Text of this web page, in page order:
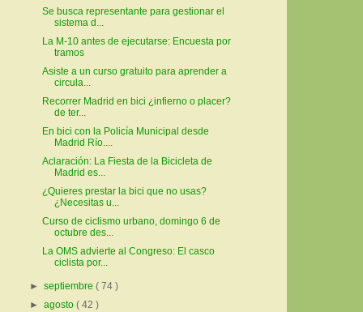
Se busca representante para gestionar el
sistema d...
La M-10 antes de ejecutarse: Encuesta por
tramos
Asiste a un curso gratuito para aprender a
circula...
Recorrer Madrid en bici ¿infierno o placer?
de ter...
En bici con la Policía Municipal desde
Madrid Río....
Aclaración: La Fiesta de la Bicicleta de
Madrid es...
¿Quieres prestar la bici que no usas?
¿Necesitas u...
Curso de ciclismo urbano, domingo 6 de
octubre des...
La OMS advierte al Congreso: El casco
ciclista por...
►septiembre( 74 )
►agosto( 42 )